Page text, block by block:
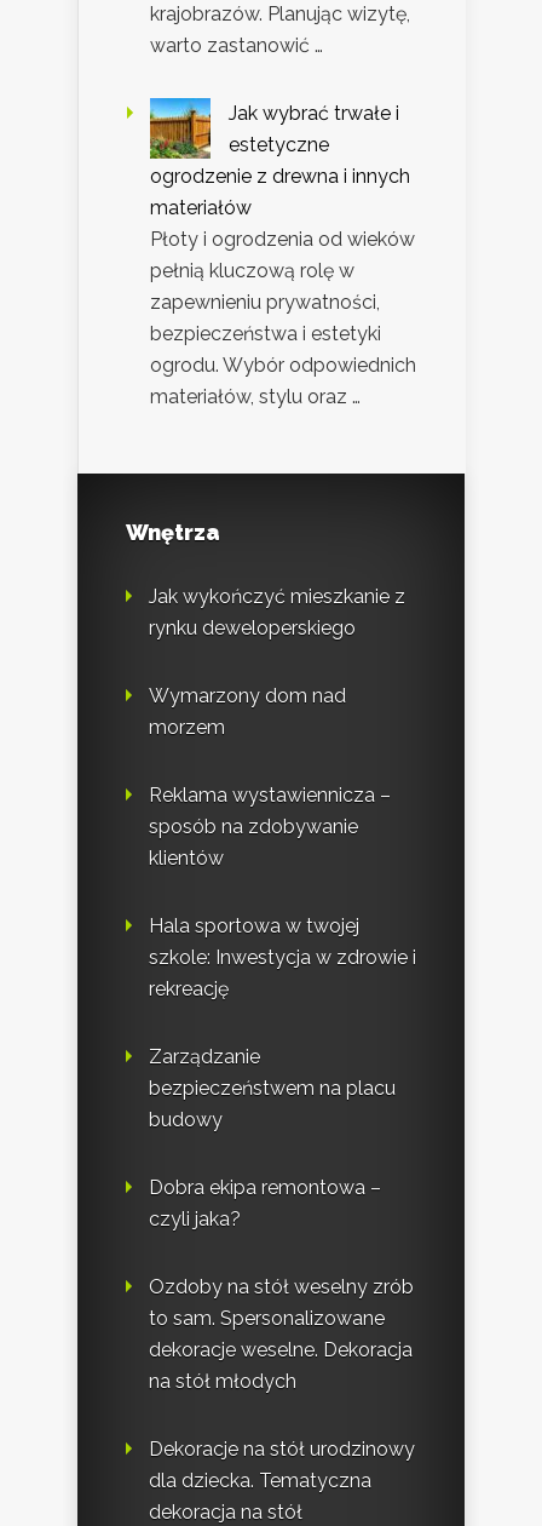
krajobrazów. Planując wizytę,
warto zastanowić …
Jak wybrać trwałe i
estetyczne
ogrodzenie z drewna i innych
materiałów
Płoty i ogrodzenia od wieków
pełnią kluczową rolę w
zapewnieniu prywatności,
bezpieczeństwa i estetyki
ogrodu. Wybór odpowiednich
materiałów, stylu oraz …
Wnętrza
Jak wykończyć mieszkanie z
rynku deweloperskiego
Wymarzony dom nad
morzem
Reklama wystawiennicza –
sposób na zdobywanie
klientów
Hala sportowa w twojej
szkole: Inwestycja w zdrowie i
rekreację
Zarządzanie
bezpieczeństwem na placu
budowy
Dobra ekipa remontowa –
czyli jaka?
Ozdoby na stół weselny zrób
to sam. Spersonalizowane
dekoracje weselne. Dekoracja
na stół młodych
Dekoracje na stół urodzinowy
dla dziecka. Tematyczna
dekoracja na stół